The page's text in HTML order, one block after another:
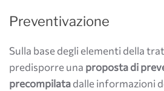
Preventivazione
Sulla base degli elementi della
predisporre una proposta di
precompilatadalle informazioni